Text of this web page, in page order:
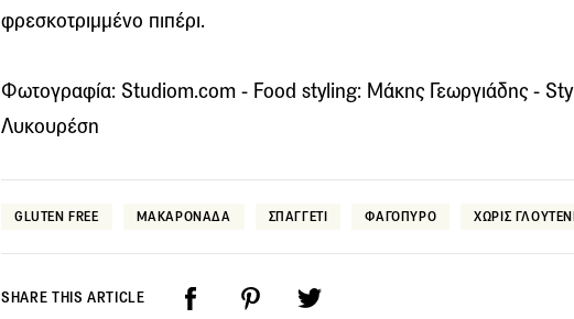
φρεσκοτριμμένο πιπέρι.
Φωτογραφία: Studiom.com - Food styling: Μάκης Γεωργιάδης -
Λυκουρέση
GLUTEN FREE ΜΑΚΑΡΟΝΑΔΑ ΣΠΑΓΓΕΤΙ ΦΑΓΟΠΥΡΟ ΧΩΡΙΣ
SHARE THIS ARTICLE